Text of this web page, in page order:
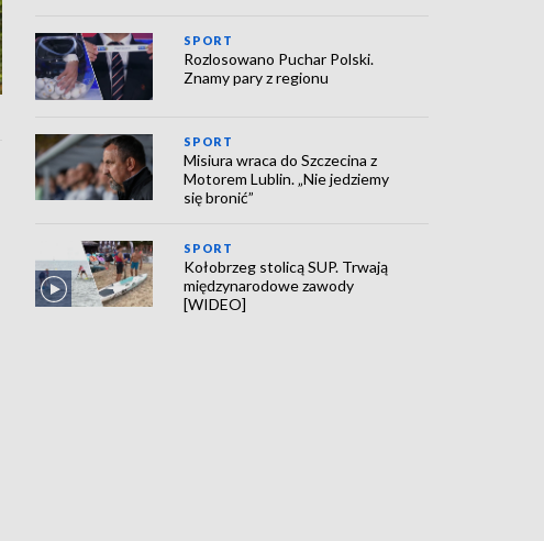
SPORT
Rozlosowano Puchar Polski.
Znamy pary z regionu
SPORT
Misiura wraca do Szczecina z
Motorem Lublin. „Nie jedziemy
się bronić”
SPORT
Kołobrzeg stolicą SUP. Trwają
międzynarodowe zawody
[WIDEO]